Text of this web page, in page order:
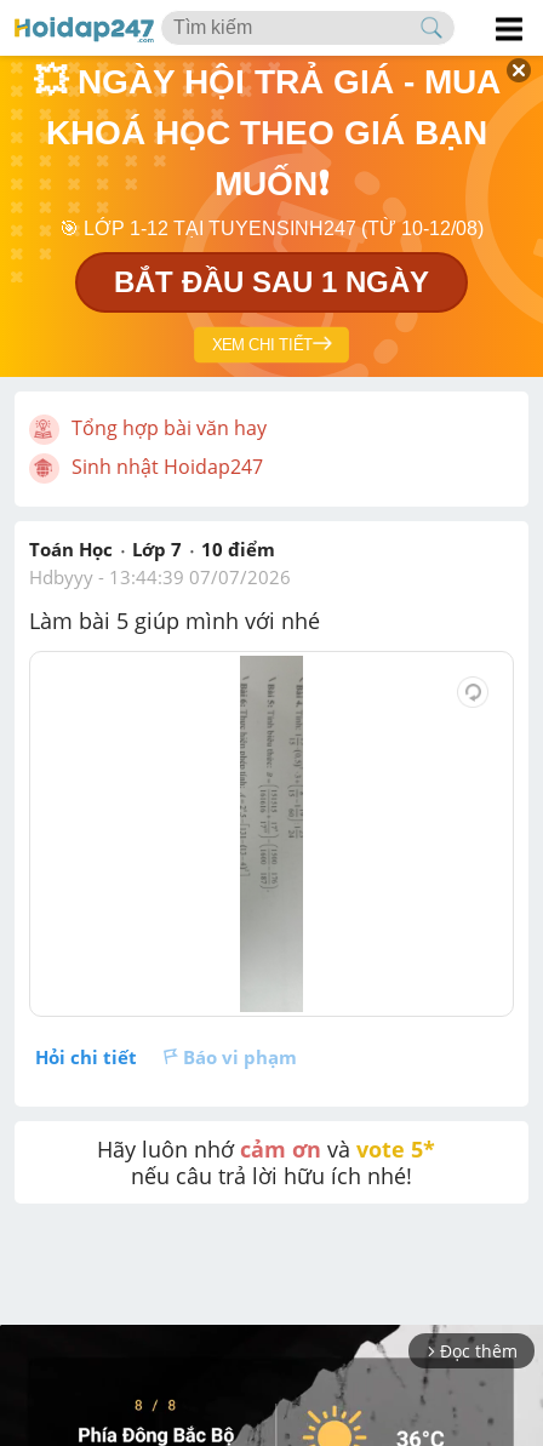
💥 NGÀY HỘI TRẢ GIÁ - MUA
KHOÁ HỌC THEO GIÁ BẠN
MUỐN❗
🎯 LỚP 1-12 TẠI TUYENSINH247 (TỪ 10-12/08)
BẮT ĐẦU SAU 1 NGÀY
XEM CHI TIẾT
Tổng hợp bài văn hay
Sinh nhật Hoidap247
Toán Học Lớp 7 10 điểm
Hdbyyy - 13:44:39 07/07/2026
Làm bài 5 giúp mình với nhé
Hỏi chi tiết Báo vi phạm
Hãy luôn nhớ cảm ơn và vote 5*
nếu câu trả lời hữu ích nhé!
arrow_forward_ios Đọc thêm